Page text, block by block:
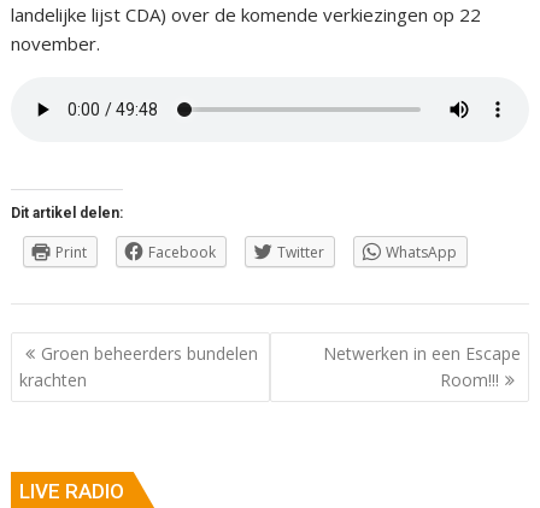
landelijke lijst CDA) over de komende verkiezingen op 22
november.
Dit artikel delen:
Print Facebook Twitter WhatsApp
Berichtnavigatie
Groen beheerders bundelen
krachten
Netwerken in een Escape
Room!!!
LIVE RADIO